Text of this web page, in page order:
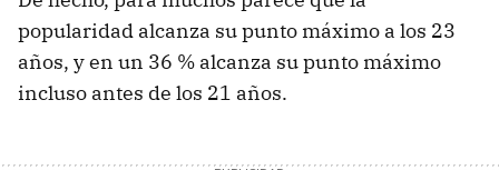
popularidad alcanza su punto máximo a los 23
años, y en un 36 % alcanza su punto máximo
incluso antes de los 21 años.